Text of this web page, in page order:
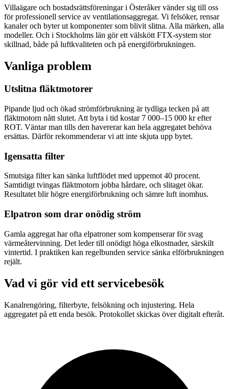
Villaägare och bostadsrättsföreningar i Österåker vänder sig till oss
för professionell service av ventilationsaggregat. Vi felsöker, rensar
kanaler och byter ut komponenter som blivit slitna. Alla märken, alla
modeller. Och i Stockholms län gör ett välskött FTX-system stor
skillnad, både på luftkvaliteten och på energiförbrukningen.
Vanliga problem
Utslitna fläktmotorer
Pipande ljud och ökad strömförbrukning är tydliga tecken på att
fläktmotorn nått slutet. Att byta i tid kostar 7 000–15 000 kr efter
ROT. Väntar man tills den havererar kan hela aggregatet behöva
ersättas. Därför rekommenderar vi att inte skjuta upp bytet.
Igensatta filter
Smutsiga filter kan sänka luftflödet med uppemot 40 procent.
Samtidigt tvingas fläktmotorn jobba hårdare, och slitaget ökar.
Resultatet blir högre energiförbrukning och sämre luft inomhus.
Elpatron som drar onödig ström
Gamla aggregat har ofta elpatroner som kompenserar för svag
värmeåtervinning. Det leder till onödigt höga elkostnader, särskilt
vintertid. I praktiken kan regelbunden service sänka elförbrukningen
rejält.
Vad vi gör vid ett servicebesök
Kanalrengöring, filterbyte, felsökning och injustering. Hela
aggregatet på ett enda besök. Protokollet skickas över digitalt efteråt.